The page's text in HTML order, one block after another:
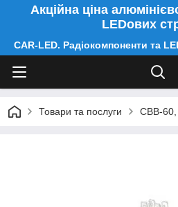
Акційна ціна
LEDових
CAR-LED. Радіокомпоненти та
Товари та послуги CBB-60,